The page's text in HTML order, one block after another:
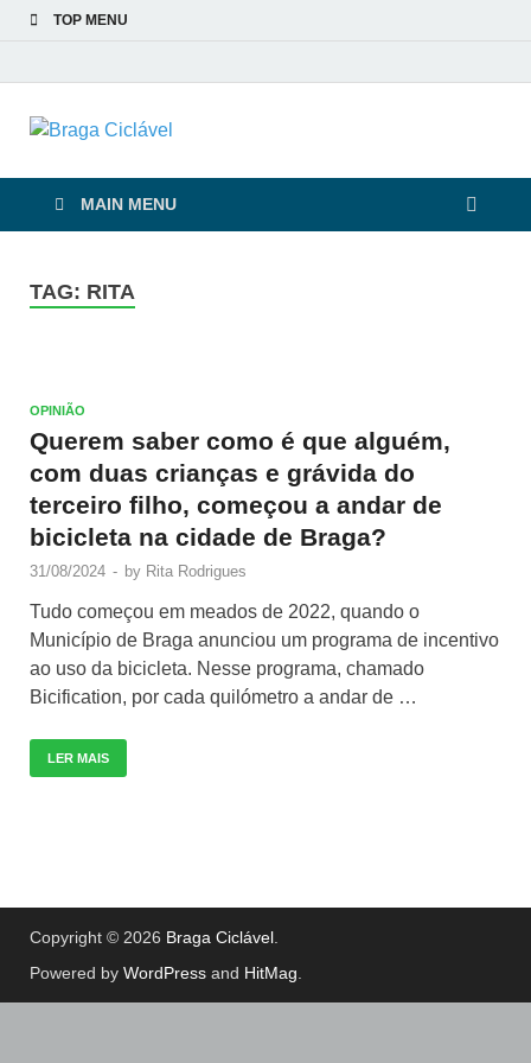
TOP MENU
Braga Ciclável
MAIN MENU
TAG: RITA
OPINIÃO
Querem saber como é que alguém,
com duas crianças e grávida do
terceiro filho, começou a andar de
bicicleta na cidade de Braga?
31/08/2024 - by Rita Rodrigues
Tudo começou em meados de 2022, quando o
Município de Braga anunciou um programa de incentivo
ao uso da bicicleta. Nesse programa, chamado
Bicification, por cada quilómetro a andar de …
LER MAIS
Copyright © 2026 Braga Ciclável
Powered by WordPress and HitMag